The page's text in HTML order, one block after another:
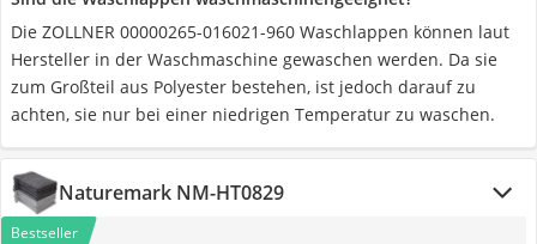
Die ZOLLNER 00000265-016021-960 Waschlappen können laut
Hersteller in der Waschmaschine gewaschen werden. Da sie
zum Großteil aus Polyester bestehen, ist jedoch darauf zu
achten, sie nur bei einer niedrigen Temperatur zu waschen.
Naturemark NM-HT0829
Bestseller